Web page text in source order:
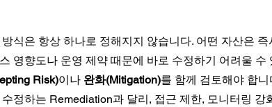
방식은 항상 하나로 정해지지 않습니다. 어떤 자산은
영향도나 운영 제약 때문에 바로 수정하기 어려울 수
Risk)이나 완화(Mitigation)를 함께 검토해야 합
수정하는 Remediation과 달리, 접근 제한, 모니터링 강